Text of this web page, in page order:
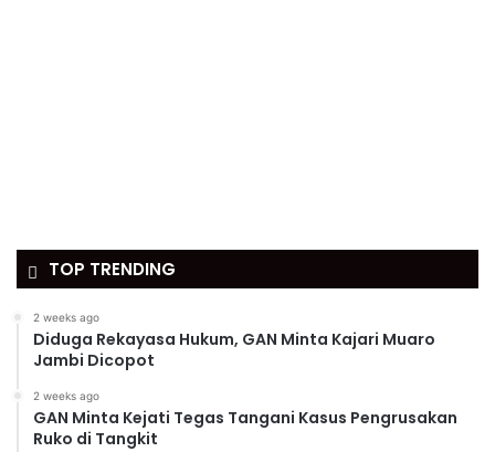
TOP TRENDING
2 weeks ago
Diduga Rekayasa Hukum, GAN Minta Kajari Muaro
Jambi Dicopot
2 weeks ago
GAN Minta Kejati Tegas Tangani Kasus Pengrusakan
Ruko di Tangkit